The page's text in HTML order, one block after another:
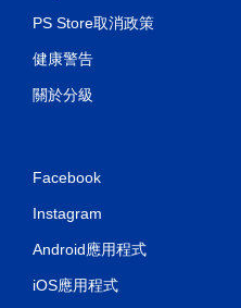
PS Store取消政策
健康警告
關於分級
Facebook
Instagram
Android應用程式
iOS應用程式